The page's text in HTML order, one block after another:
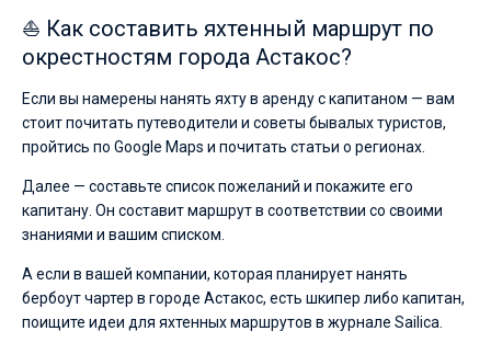
⛵ Как составить яхтенный маршрут по
окрестностям города Астакос?
Если вы намерены нанять яхту в аренду с капитаном — вам
стоит почитать путеводители и советы бывалых туристов,
пройтись по Google Maps и почитать статьи о регионах.
Далее — составьте список пожеланий и покажите его
капитану. Он составит маршрут в соответствии со своими
знаниями и вашим списком.
А если в вашей компании, которая планирует нанять
бербоут чартер в городе Астакос, есть шкипер либо капитан,
поищите идеи для яхтенных маршрутов в журнале Sailica.